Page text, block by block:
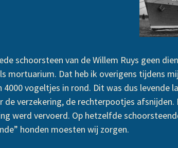
schoorsteen van de Willem Ruys geen
mortuarium. Dat heb ik overigens tijdens
4000 vogeltjes in rond. Dit was dus
de verzekering, de rechterpootjes
werd vervoerd. Op hetzelfde
honden moesten wij zorgen.